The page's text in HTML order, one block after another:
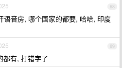
68
语音房, 哪个国家的都要, 哈哈, 印度
69
都有, 打错字了